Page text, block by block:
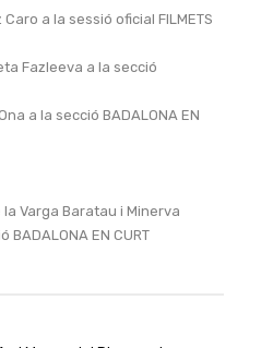
Caro a la sessió oficial FILMETS
Fazleeva a la secció
a la secció BADALONA EN
la Varga Baratau i Minerva
EN CURT